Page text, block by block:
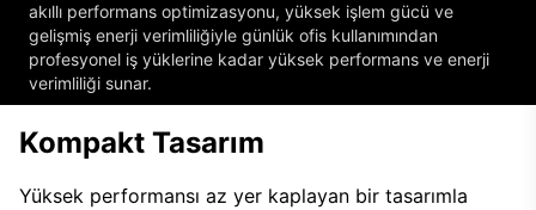
akıllı performans optimizasyonu, yüksek işlem gücü ve
gelişmiş enerji verimliliğiyle günlük ofis kullanımından
profesyonel iş yüklerine kadar yüksek performans ve enerji
verimliliği sunar.
Kompakt Tasarım
Yüksek performansı az yer kaplayan bir tasarımla